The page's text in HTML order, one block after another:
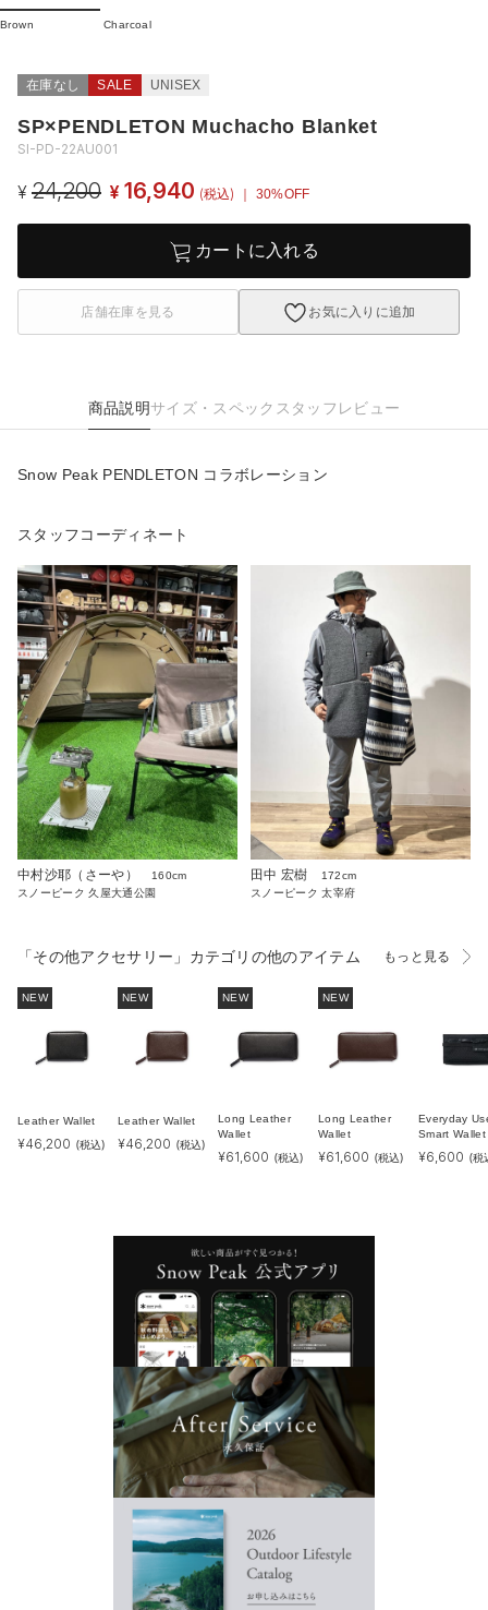
Brown Charcoal
在庫なし SALE UNISEX
SP×PENDLETON Muchacho Blanket
SI-PD-22AU001
¥ 24,200 ¥ 16,940 (税込) ｜ 30%OFF
カートに入れる
店舗在庫を見る お気に入りに追加
商品説明サイズ・スペック スタッフレビュー
Snow Peak PENDLETON コラボレーション
スタッフコーディネート
中村沙耶（さーや）
160cm
スノーピーク 久屋大通公園
田中 宏樹
172cm
スノーピーク 太宰府
「その他アクセサリー」カテゴリの他のアイテム もっと見る
NEW
Leather Wallet
¥46,200 (税込)
NEW
Leather Wallet
¥46,200 (税込)
NEW
Long Leather
Wallet
¥61,600 (税込)
NEW
Long Leather
Wallet
¥61,600 (税込)
Everyday
Smart Wallet
¥6,600 (税